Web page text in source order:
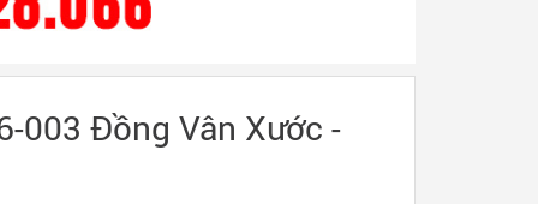
003 Đồng Vân Xước -